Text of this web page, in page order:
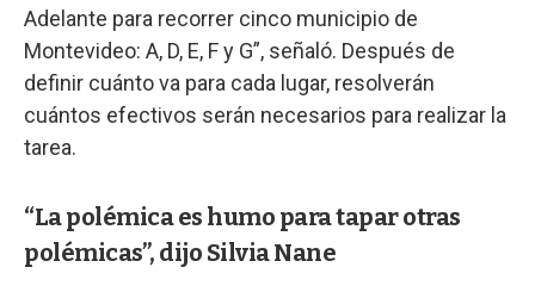
Adelante para recorrer cinco municipio de
Montevideo: A, D, E, F y G”, señaló. Después de
definir cuánto va para cada lugar, resolverán
cuántos efectivos serán necesarios para realizar la
tarea.
“La polémica es humo para tapar otras
polémicas”, dijo Silvia Nane